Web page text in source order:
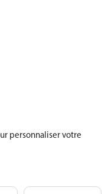
personnaliser votre